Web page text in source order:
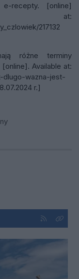
recepty. [online]
at:
217132
różne terminy
Available at:
dlugo-wazna-jest-
r.]
Kliknij aby
Kliknij